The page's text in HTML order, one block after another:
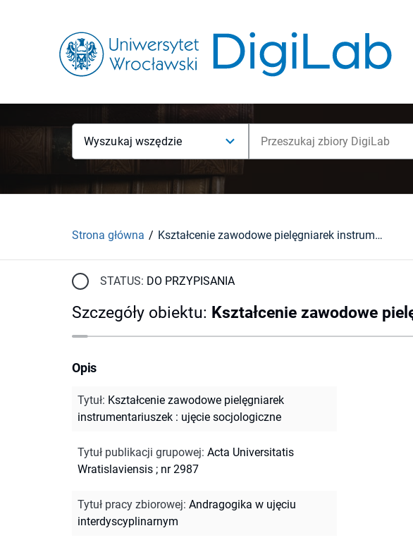
Wyszukaj wszędzie
Strona główna Kształcenie zawodowe pielęgniarek instrumentariuszek : ujęcie socjologiczne
STATUS: DO PRZYPISANIA
Szczegóły obiektu: Kształcenie zawodowe
Opis
Tytuł: Kształcenie zawodowe pielęgniarek
instrumentariuszek : ujęcie socjologiczne
Tytuł publikacji grupowej: Acta Universitatis
Wratislaviensis ; nr 2987
Tytuł pracy zbiorowej: Andragogika w ujęciu
interdyscyplinarnym